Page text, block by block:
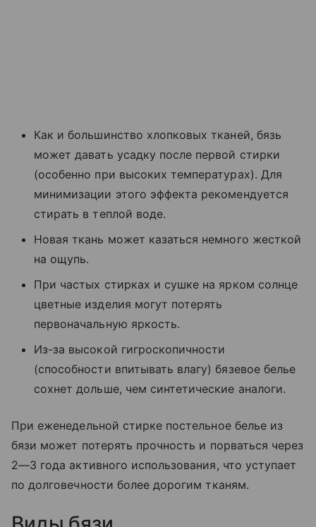
Как и большинство хлопковых тканей, бязь
может давать усадку после первой стирки
(особенно при высоких температурах). Для
минимизации этого эффекта рекомендуется
стирать в теплой воде.
Новая ткань может казаться немного жесткой
на ощупь.
При частых стирках и сушке на ярком солнце
цветные изделия могут потерять
первоначальную яркость.
Из-за высокой гигроскопичности
(способности впитывать влагу) бязевое белье
сохнет дольше, чем синтетические аналоги.
При еженедельной стирке постельное белье из
бязи может потерять прочность и порваться через
2—3 года активного использования, что уступает
по долговечности более дорогим тканям.